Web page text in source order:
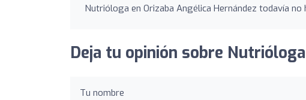
Nutrióloga en Orizaba Angélica Hernández todavía no
Deja tu opinión sobre
Tu nombre